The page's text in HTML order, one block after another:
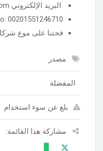
البريد الإلكتروني info@villmargroup.com
00201551246710
فحتنا على موع
مصدر
المفضلة
بلغ عن سوء استخدام
مشاركة هذا القائمة: